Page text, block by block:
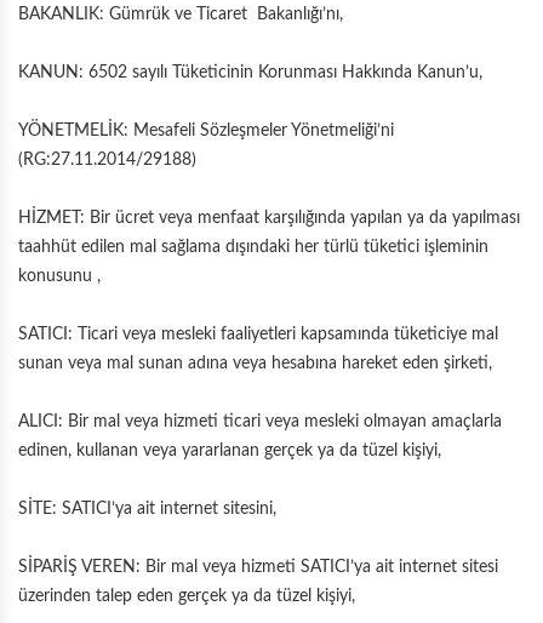
BAKANLIK: Gümrük ve Ticaret Bakanlığı’nı,
KANUN: 6502 sayılı Tüketicinin Korunması Hakkında Kanun’u,
YÖNETMELİK: Mesafeli Sözleşmeler Yönetmeliği’ni
(RG:27.11.2014/29188)
HİZMET: Bir ücret veya menfaat karşılığında yapılan ya da yapılması
taahhüt edilen mal sağlama dışındaki her türlü tüketici işleminin
konusunu ,
SATICI: Ticari veya mesleki faaliyetleri kapsamında tüketiciye mal
sunan veya mal sunan adına veya hesabına hareket eden şirketi,
ALICI: Bir mal veya hizmeti ticari veya mesleki olmayan amaçlarla
edinen, kullanan veya yararlanan gerçek ya da tüzel kişiyi,
SİTE: SATICI’ya ait internet sitesini,
SİPARİŞ VEREN: Bir mal veya hizmeti SATICI’ya ait internet sitesi
üzerinden talep eden gerçek ya da tüzel kişiyi,